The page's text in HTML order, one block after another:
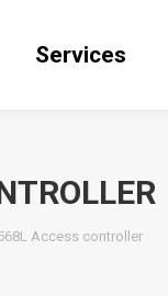
Services
Access controller
Services